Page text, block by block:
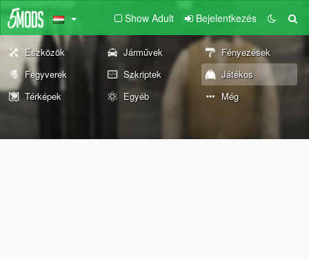
Show Adult Bejelentkezés
Eszközök Járművek
Fényezések
Fegyverek
Szkriptek
Játékos
Térképek
Egyéb Még